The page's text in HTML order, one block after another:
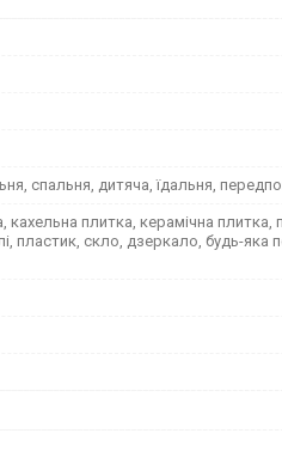
спальня, дитяча, їдальня,
кахельна плитка, керамічна плитка,
пластик, скло, дзеркало, будь-яка